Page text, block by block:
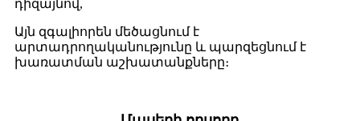
դիզայնով,
Այն զգալիորեն մեծացնում է
արտադրողականությունը և պարզեցնում է
խառատման աշխատանքները։